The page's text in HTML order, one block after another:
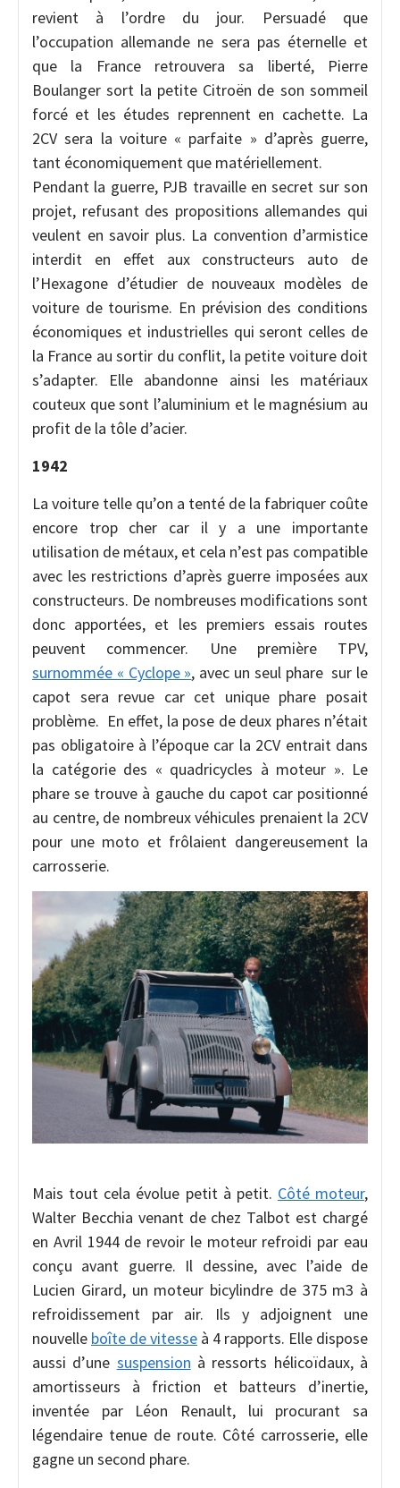
revient à l’ordre du jour. Persuadé que
l’occupation allemande ne sera pas éternelle et
que la France retrouvera sa liberté, Pierre
Boulanger sort la petite Citroën de son sommeil
forcé et les études reprennent en cachette. La
2CV sera la voiture « parfaite » d’après guerre,
tant économiquement que matériellement.
Pendant la guerre, PJB travaille en secret sur son
projet, refusant des propositions allemandes qui
veulent en savoir plus. La convention d’armistice
interdit en effet aux constructeurs auto de
l’Hexagone d’étudier de nouveaux modèles de
voiture de tourisme. En prévision des conditions
économiques et industrielles qui seront celles de
la France au sortir du conflit, la petite voiture doit
s’adapter. Elle abandonne ainsi les matériaux
couteux que sont l’aluminium et le magnésium au
profit de la tôle d’acier.
1942
La voiture telle qu’on a tenté de la fabriquer coûte
encore trop cher car il y a une importante
utilisation de métaux, et cela n’est pas compatible
avec les restrictions d’après guerre imposées aux
constructeurs. De nombreuses modifications sont
donc apportées, et les premiers essais routes
peuvent commencer. Une première TPV,
surnommée « Cyclope », avec un seul phare sur le
capot sera revue car cet unique phare posait
problème. En effet, la pose de deux phares n’était
pas obligatoire à l’époque car la 2CV entrait dans
la catégorie des « quadricycles à moteur ». Le
phare se trouve à gauche du capot car positionné
au centre, de nombreux véhicules prenaient la 2CV
pour une moto et frôlaient dangereusement la
carrosserie.
Mais tout cela évolue petit à petit. Côté moteur,
Walter Becchia venant de chez Talbot est chargé
en Avril 1944 de revoir le moteur refroidi par eau
conçu avant guerre. Il dessine, avec l’aide de
Lucien Girard, un moteur bicylindre de 375 m3 à
refroidissement par air. Ils y adjoignent une
nouvelle boîte de vitesse à 4 rapports. Elle dispose
aussi d’une suspension à ressorts hélicoïdaux, à
amortisseurs à friction et batteurs d’inertie,
inventée par Léon Renault, lui procurant sa
légendaire tenue de route. Côté carrosserie, elle
gagne un second phare.